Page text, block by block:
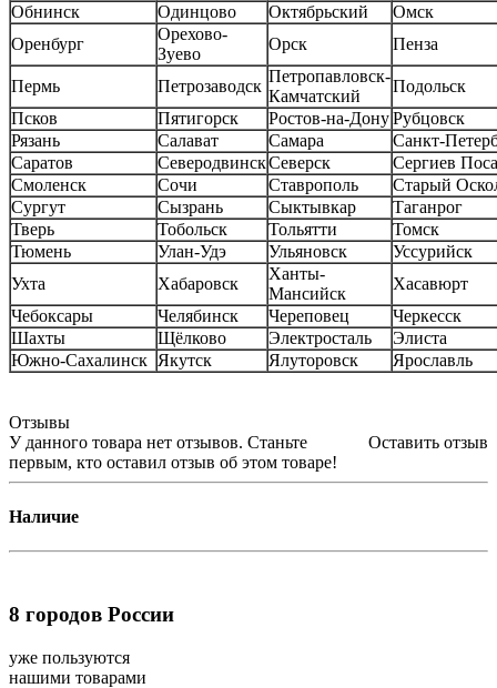
Обнинск
Одинцово Октябрьский
Омск
Оренбург
Орехово-
Зуево
Орск Пенза
Пермь Петрозаводск
Петропавловск-
Камчатский
Подольск
Псков
Пятигорск Ростов-на-ДонуРубцовск
Рязань
Салават Самара
Санкт-
Саратов
СеверодвинскСеверск
Сергиев
Смоленск
Сочи Ставрополь
Старый
Сургут
Сызрань Сыктывкар
Таганрог
Тверь
Тобольск Тольятти
Томск
Тюмень
Улан-Удэ Ульяновск
Уссурийск
Ухта
Хабаровск
Ханты-
Мансийск
Хасавюрт
Чебоксары
Челябинск Череповец
Черкесск
Шахты
Щёлково Электросталь
Элиста
Южно-Сахалинск Якутск Ялуторовск Ярославль
Отзывы
Оставить отзыв
У данного товара нет отзывов. Станьте
первым, кто оставил отзыв об этом товаре!
Наличие
8 городов России
уже пользуются
нашими товарами